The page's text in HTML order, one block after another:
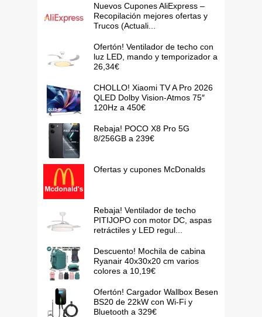
Nuevos Cupones AliExpress –
Recopilación mejores ofertas y
Trucos (Actuali...
Ofertón! Ventilador de techo con
luz LED, mando y temporizador a
26,34€
CHOLLO! Xiaomi TV A Pro 2026
QLED Dolby Vision-Atmos 75″
120Hz a 450€
Rebaja! POCO X8 Pro 5G
8/256GB a 239€
Ofertas y cupones McDonalds
Rebaja! Ventilador de techo
PITIJOPO con motor DC, aspas
retráctiles y LED regul...
Descuento! Mochila de cabina
Ryanair 40x30x20 cm varios
colores a 10,19€
Ofertón! Cargador Wallbox Besen
BS20 de 22kW con Wi-Fi y
Bluetooth a 329€